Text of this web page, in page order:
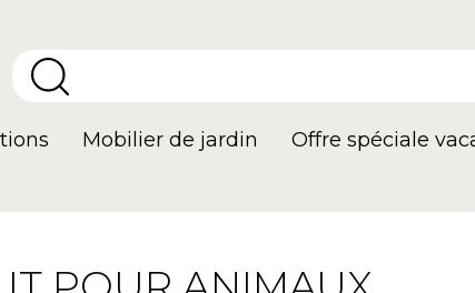
Mobilier de jardin Offre spéciale